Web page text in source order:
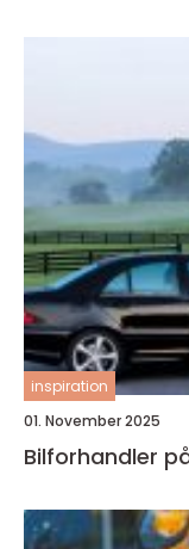
inspiration
01. November 2025
Bilforhandler